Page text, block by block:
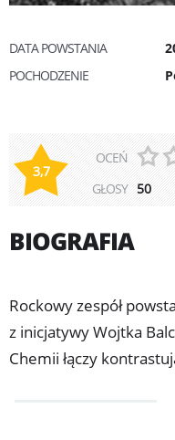
DATA POWSTANIA
POCHODZENIE
3,7
OCEŃ
GŁOSY 50
BIOGRAFIA
Rockowy zespół
z inicjatywy Wojtka
Chemii łączy